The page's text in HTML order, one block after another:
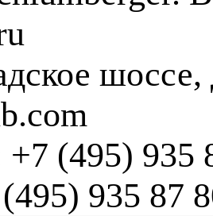
(495) 935
935 87